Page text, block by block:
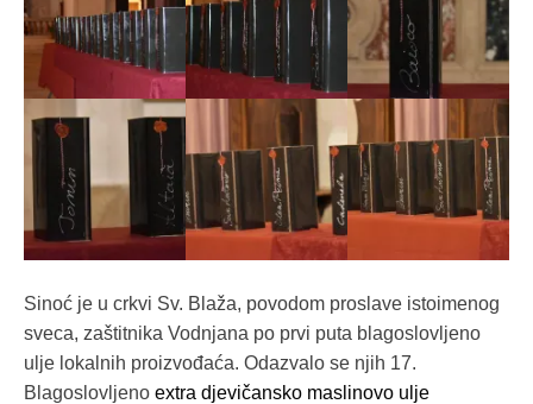
Sinoć je u crkvi Sv. Blaža, povodom proslave istoimenog
sveca, zaštitnika Vodnjana po prvi puta blagoslovljeno
ulje lokalnih proizvođaća. Odazvalo se njih 17.
Blagoslovljeno extra djevičansko maslinovo ulje